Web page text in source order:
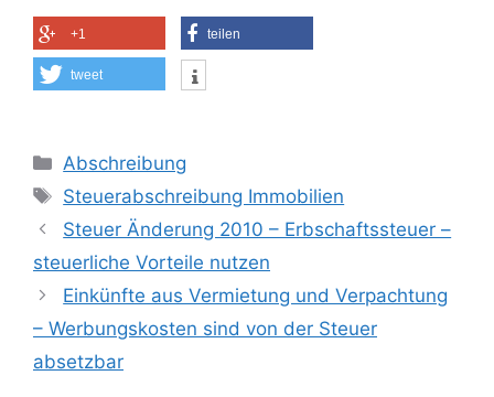
+1 teilen
tweet
Kategorien
Abschreibung
Schlagwörter
Steuerabschreibung Immobilien
Steuer Änderung 2010 – Erbschaftssteuer –
steuerliche Vorteile nutzen
Einkünfte aus Vermietung und Verpachtung
– Werbungskosten sind von der Steuer
absetzbar